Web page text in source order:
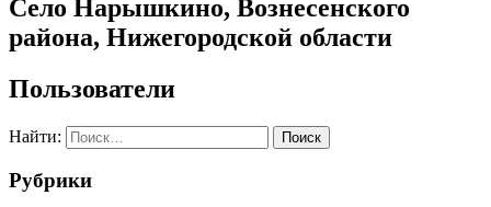
Село Нарышкино, Вознесенского
района, Нижегородской области
Пользователи
Найти:
Рубрики